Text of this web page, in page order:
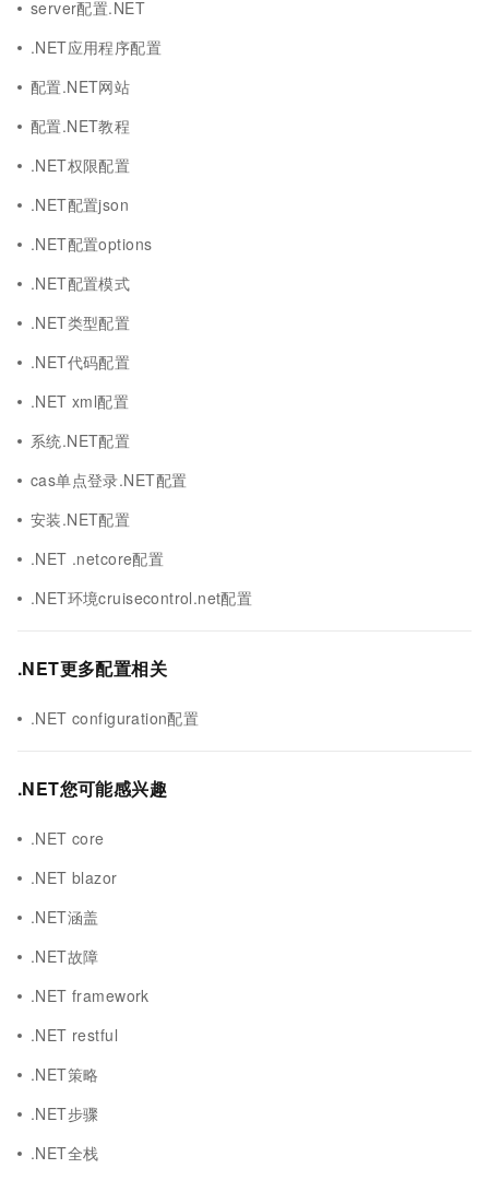
server配置.NET
.NET应用程序配置
配置.NET网站
配置.NET教程
.NET权限配置
.NET配置json
.NET配置options
.NET配置模式
.NET类型配置
.NET代码配置
.NET xml配置
系统.NET配置
cas单点登录.NET配置
安装.NET配置
.NET .netcore配置
.NET环境cruisecontrol.net配置
.NET更多配置相关
.NET configuration配置
.NET您可能感兴趣
.NET core
.NET blazor
.NET涵盖
.NET故障
.NET framework
.NET restful
.NET策略
.NET步骤
.NET全栈